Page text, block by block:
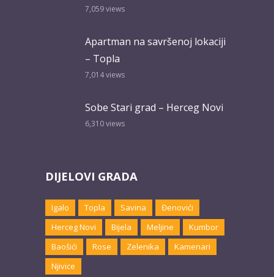
7,059views
Apartman na savršenoj lokaciji
– Topla
7,014views
Sobe Stari grad – Herceg Novi
6,310views
DIJELOVI GRADA
Igalo Topla Savina
Đenovići
Herceg Novi
Bijela Meljine
Kumbor
Baošići
Rose Zelenika
Kamenari
Njivice